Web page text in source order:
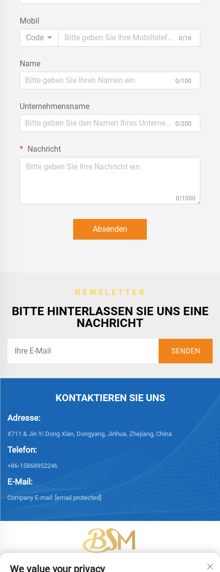
Mobil
Code
0/16
Name
0/100
Unternehmensname
0/200
Nachricht
0/1000
Absenden
NEWSLETTER
BITTE HINTERLASSEN SIE UNS EINE
NACHRICHT
KONTAKTIEREN SIE UNS
Adresse:
X711 & Jin Yi Dong Xian, Dongyang, Jinhua, Zhejiang, China
Telefon:
+86-15868952246
E-Mail:
Company E-mail: [email protected]
Urheberrecht © 2026 Yiwu Bingsheng Packaging Technology Co., Ltd. Alle
We value your privacy